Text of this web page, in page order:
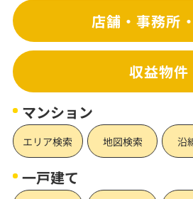
店舗・事務所
収益物件
マンション
エリア検索 地図検索 沿
一戸建て